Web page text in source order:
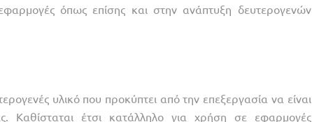
όπως επίσης και στην ανάπτυξη δευτερογενών
υλικό που προκύπτει από την επεξεργασία να είναι
Καθίσταται έτσι κατάλληλο για χρήση σε εφαρμογές